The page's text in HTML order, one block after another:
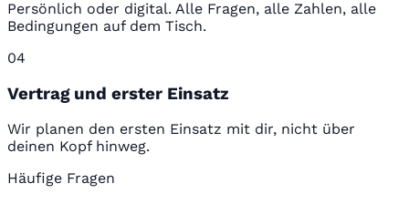
Persönlich oder digital. Alle Fragen, alle Zahlen, alle
Bedingungen auf dem Tisch.
04
Vertrag und erster Einsatz
Wir planen den ersten Einsatz mit dir, nicht über
deinen Kopf hinweg.
Häufige Fragen